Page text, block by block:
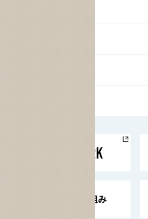
サントリーサンバーズ大阪
サントリーが考えるサステ